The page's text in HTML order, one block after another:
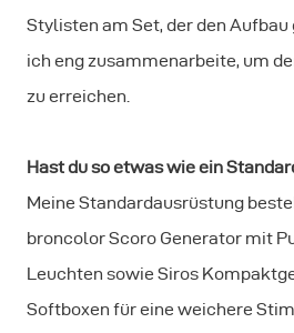
Stylisten am Set, der den
ich eng zusammenarbeite, um
zu erreichen.
Hast du so etwas wie ein
Meine Standardausrüstung
broncolor Scoro Generator mit
Leuchten sowie Siros
Softboxen für eine weichere